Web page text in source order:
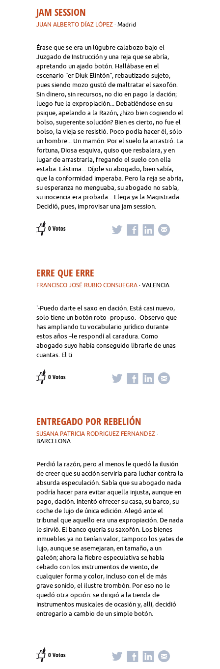
JAM SESSION
JUAN ALBERTO DÍAZ LÓPEZ · Madrid
Érase que se era un lúgubre calabozo bajo el
Juzgado de Instrucción y una reja que se abría,
apretando un ajado botón. Hallábase en el
escenario "er Diuk Elintón", rebautizado sujeto,
pues siendo mozo gustó de maltratar el saxofón.
Sin dinero, sin recursos, no dio en pago la dación;
luego fue la expropiación... Debatiéndose en su
psique, apelando a la Razón, ¿hizo bien cogiendo el
bolso, sugerente solución? Bien es cierto, no fue el
bolso, la vieja se resistió. Poco podía hacer él, sólo
un hombre... Un mamón. Por el suelo la arrastró. La
fortuna, Diosa esquiva, quiso que resbalara, y en
lugar de arrastrarla, fregando el suelo con ella
estaba. Lástima... Díjole su abogado, bien sabía,
que la conformidad imperaba. Pero la reja se abría,
su esperanza no menguaba, su abogado no sabía,
su inocencia era probada... Llega ya la Magistrada.
Decidió, pues, improvisar una jam session.
0 Votos
ERRE QUE ERRE
FRANCISCO JOSÉ RUBIO CONSUEGRA · VALENCIA
'-Puedo darte el saxo en dación. Está casi nuevo,
solo tiene un botón roto -propuso. -Observo que
has ampliando tu vocabulario jurídico durante
estos años –le respondí al caradura. Como
abogado suyo había conseguido librarle de unas
cuantas. El ti
0 Votos
ENTREGADO POR REBELIÓN
SUSANA PATRICIA RODRIGUEZ FERNANDEZ ·
BARCELONA
Perdió la razón, pero al menos le quedó la ilusión
de creer que su acción serviría para luchar contra la
absurda especulación. Sabía que su abogado nada
podría hacer para evitar aquella injusta, aunque en
pago, dación. Intentó ofrecer su casa, su barco, su
coche de lujo de única edición. Alegó ante el
tribunal que aquello era una expropiación. De nada
le sirvió. El banco quería su saxofón. Los bienes
inmuebles ya no tenían valor, tampoco los yates de
lujo, aunque se asemejaran, en tamaño, a un
galeón; ahora la fiebre especulativa se había
cebado con los instrumentos de viento, de
cualquier forma y color, incluso con el de más
grave sonido, el ilustre trombón. Por eso no le
quedó otra opción: se dirigió a la tienda de
instrumentos musicales de ocasión y, allí, decidió
entregarlo a cambio de un simple botón.
0 Votos